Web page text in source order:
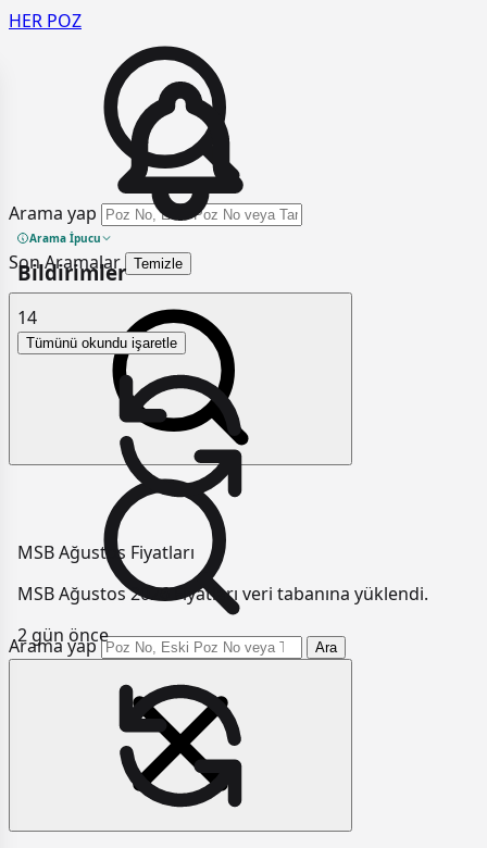
HER POZ
Arama yap
Arama İpucu
Son Aramalar Temizle
Arama yap Ara
Bildirimler
14
Tümünü okundu işaretle
MSB Ağustos Fiyatları
MSB Ağustos 2026 Fiyatları veri tabanına yüklendi.
2 gün önce